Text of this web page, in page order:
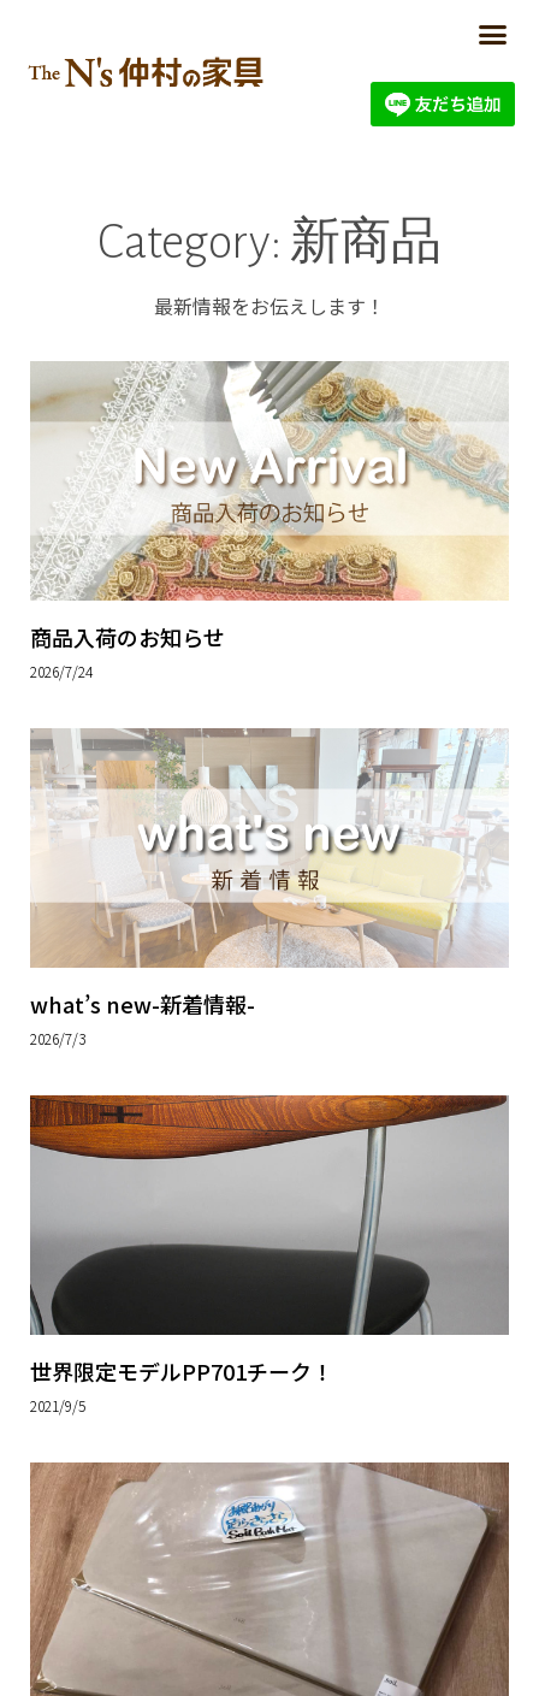
Category: 新商品
最新情報をお伝えします！
商品入荷のお知らせ
2026/7/24
what’s new-新着情報-
2026/7/3
世界限定モデルPP701チーク！
2021/9/5